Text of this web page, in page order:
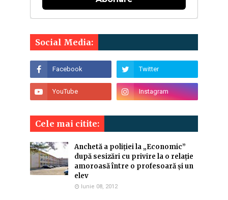
Social Media:
Cele mai citite:
Anchetă a poliției la „Economic”
după sesizări cu privire la o relație
amoroasă între o profesoară și un
elev
Iunie 08, 2012